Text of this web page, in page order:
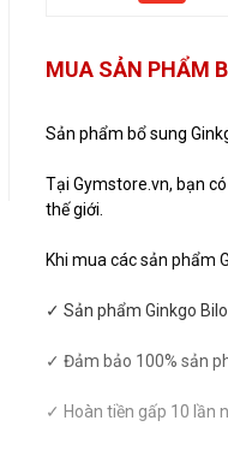
MUA SẢN PHẨM
Sản phẩm bổ sung
Tại Gymstore.vn, bạn
thế giới.
Khi mua các sản phẩm
✓ Sản phẩm Ginkgo
✓ Đảm bảo 100% sản
✓ Hoàn tiền gấp 10 lần